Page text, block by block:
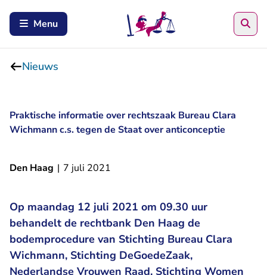
Menu
Nieuws
Praktische informatie over rechtszaak Bureau Clara
Wichmann c.s. tegen de Staat over anticonceptie
Den Haag | 7 juli 2021
Op maandag 12 juli 2021 om 09.30 uur
behandelt de rechtbank Den Haag de
bodemprocedure van Stichting Bureau Clara
Wichmann, Stichting DeGoedeZaak,
Nederlandse Vrouwen Raad, Stichting Women